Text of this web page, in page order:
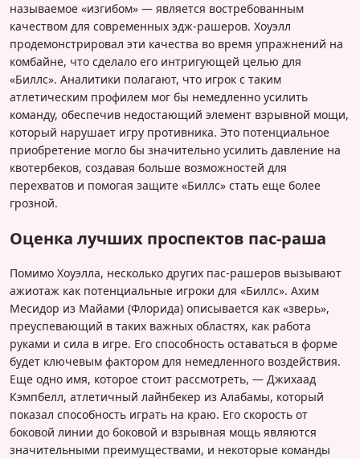
называемое «изгибом» — является востребованным
качеством для современных эдж-рашеров. Хоуэлл
продемонстрировал эти качества во время упражнений на
комбайне, что сделало его интригующей целью для
«Биллс». Аналитики полагают, что игрок с таким
атлетическим профилем мог бы немедленно усилить
команду, обеспечив недостающий элемент взрывной мощи,
который нарушает игру противника. Это потенциальное
приобретение могло бы значительно усилить давление на
квотербеков, создавая больше возможностей для
перехватов и помогая защите «Биллс» стать еще более
грозной.
Оценка лучших проспектов паc-раша
Помимо Хоуэлла, несколько других паc-рашеров вызывают
ажиотаж как потенциальные игроки для «Биллс». Ахим
Месидор из Майами (Флорида) описывается как «зверь»,
преуспевающий в таких важных областях, как работа
руками и сила в игре. Его способность оставаться в форме
будет ключевым фактором для немедленного воздействия.
Еще одно имя, которое стоит рассмотреть, — Джихаад
Кэмпбелл, атлетичный лайнбекер из Алабамы, который
показал способность играть на краю. Его скорость от
боковой линии до боковой и взрывная мощь являются
значительными преимуществами, и некоторые команды